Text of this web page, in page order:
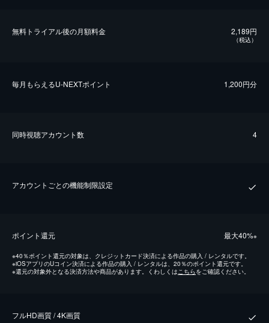
無料トライアル後の⽉額料金 2,189円
（税込）
毎⽉もらえるU-NEXTポイント 1,200円分
同時視聴アカウント数 4
アカウントごとの機能制限設定
ポイント還元 最⼤40%※
※40％ポイント還元の対象は、クレジットカード決済による作品の購入 / レンタルです。
※iOSアプリのUコイン決済による作品の購入 / レンタルは、20％のポイント還元です。
※還元の対象外となる決済方法や商品があります。くわしくは こちらをご確認ください。
フルHD画質 / 4K画質